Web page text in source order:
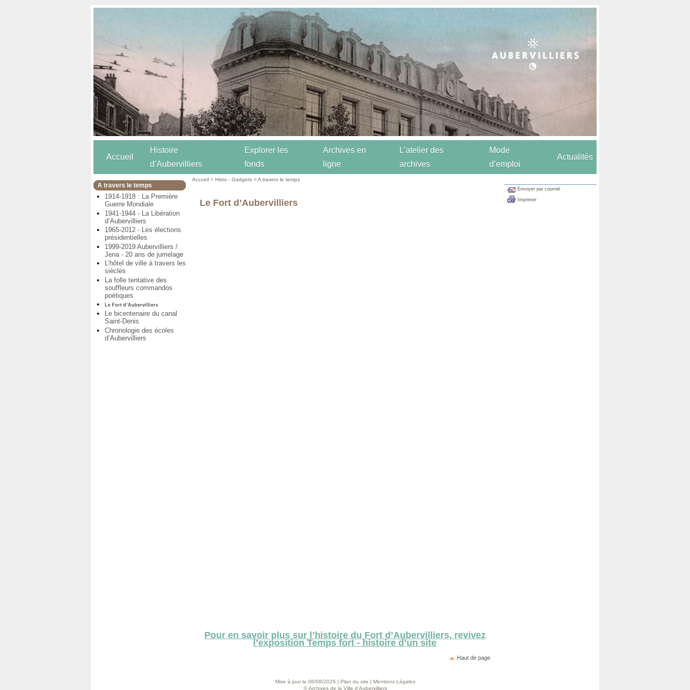
Accueil
Histoire
d’Aubervilliers
Explorer les
fonds
Archives en
ligne
L’atelier des
archives
Mode
d’emploi
Actualités
A travers le temps
1914-1918 : La Première
Guerre Mondiale
1941-1944 - La Libération
d’Aubervilliers
1965-2012 - Les élections
présidentielles
1999-2019 Aubervilliers /
Jena - 20 ans de jumelage
L’hôtel de ville à travers les
siècles
La folle tentative des
souffleurs commandos
poétiques
Le Fort d’Aubervilliers
Le bicentenaire du canal
Saint-Denis
Chronologie des écoles
d’Aubervilliers
Accueil >Histo - Gadgets >A travers le temps
Le Fort d’Aubervilliers
Pour en savoir plus sur l’histoire du Fort d’Aubervilliers, revivez
l’exposition Temps fort - histoire d’un site
Haut de page
Envoyer par courriel
Imprimer
Mise à jour le 06/08/2026 | Plan du site | Mentions Légales
© Archives de la Ville d’Aubervilliers